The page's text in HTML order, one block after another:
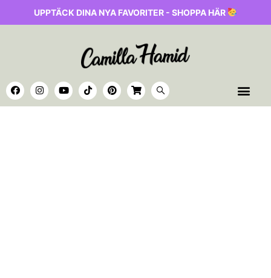
UPPTÄCK DINA NYA FAVORITER - SHOPPA HÄR